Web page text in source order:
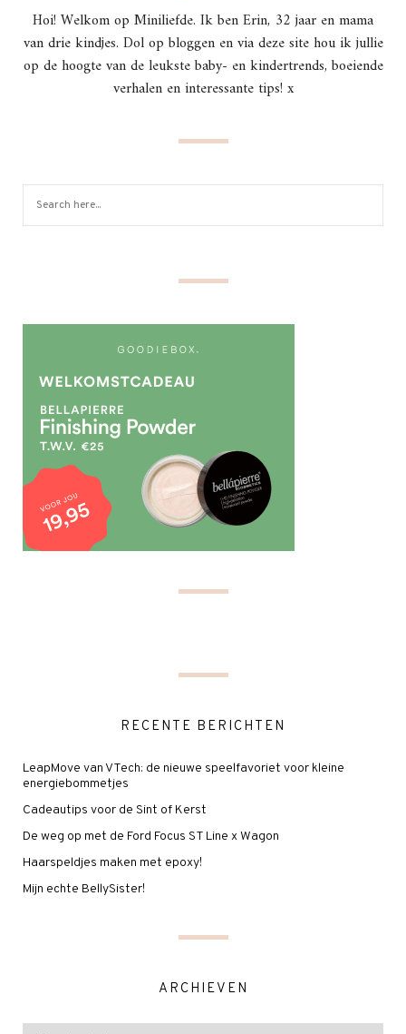
Hoi! Welkom op Miniliefde. Ik ben Erin, 32 jaar en mama
van drie kindjes. Dol op bloggen en via deze site hou ik jullie
op de hoogte van de leukste baby- en kindertrends, boeiende
verhalen en interessante tips! x
RECENTE BERICHTEN
LeapMove van VTech: de nieuwe speelfavoriet voor kleine
energiebommetjes
Cadeautips voor de Sint of Kerst
De weg op met de Ford Focus ST Line x Wagon
Haarspeldjes maken met epoxy!
Mijn echte BellySister!
ARCHIEVEN